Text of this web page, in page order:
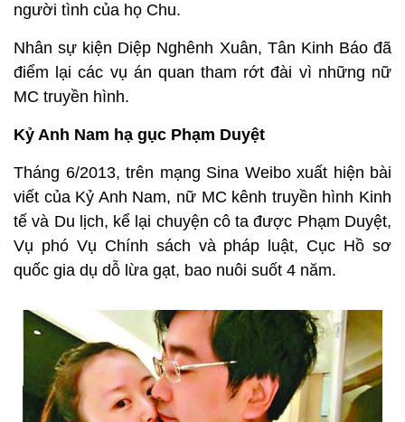
người tình của họ Chu.
Nhân sự kiện Diệp Nghênh Xuân, Tân Kinh Báo đã
điểm lại các vụ án quan tham rớt đài vì những nữ
MC truyền hình.
Kỷ Anh Nam hạ gục Phạm Duyệt
Tháng 6/2013, trên mạng Sina Weibo xuất hiện bài
viết của Kỷ Anh Nam, nữ MC kênh truyền hình Kinh
tế và Du lịch, kể lại chuyện cô ta được Phạm Duyệt,
Vụ phó Vụ Chính sách và pháp luật, Cục Hồ sơ
quốc gia dụ dỗ lừa gạt, bao nuôi suốt 4 năm.